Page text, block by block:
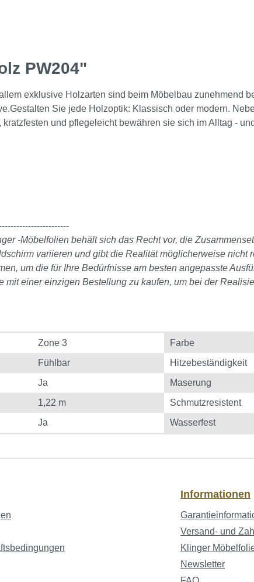
PW204"
exklusive Holzarten sind beim Möbelbau zunehmend
Sie jede Holzoptik: Klassisch oder modern.
und pflegeleicht bewähren sie sich im Alltag -
-Möbelfolien behält sich das Recht vor, die
variieren und gibt die Realität möglicherweise nicht
um die für Ihre Bedürfnisse am besten angepasste
einer einzigen Bestellung zu kaufen, um bei der
Zone 3 Farbe
Fühlbar Hitzebeständigkeit
Ja Maserung
1,22 m Schmutzresistent
Ja Wasserfest
Informationen
Versand- und
Klinger
Newsletter